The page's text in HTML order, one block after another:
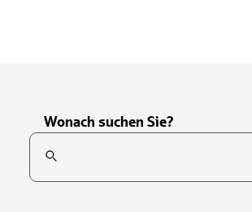
Wonach suchen Sie?
Suchfeld